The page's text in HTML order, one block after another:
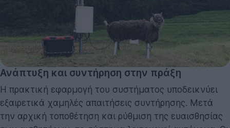
Ανάπτυξη και συντήρηση στην πράξη
Η πρακτική εφαρμογή του συστήματος υποδεικνύει
εξαιρετικά χαμηλές απαιτήσεις συντήρησης. Μετά
την αρχική τοποθέτηση και ρύθμιση της ευαισθησίας